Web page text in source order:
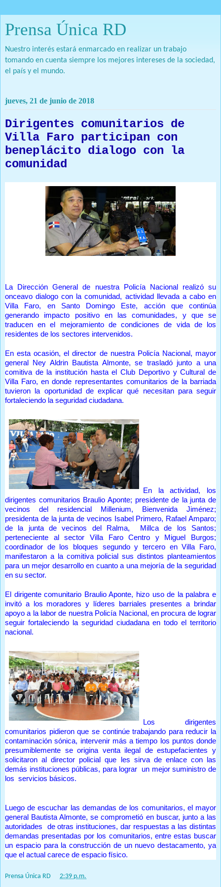
Prensa Única RD
Nuestro interés estará enmarcado en realizar un trabajo
tomando en cuenta siempre los mejores intereses de la sociedad,
el país y el mundo.
jueves, 21 de junio de 2018
Dirigentes comunitarios de
Villa Faro participan con
beneplácito dialogo con la
comunidad
La Dirección General de nuestra Policía Nacional realizó su
onceavo dialogo con la comunidad, actividad llevada a cabo en
Villa Faro, en Santo Domingo Este, acción que continúa
generando impacto positivo en las comunidades, y que se
traducen en el mejoramiento de condiciones de vida de los
residentes de los sectores intervenidos.
En esta ocasión, el director de nuestra Policía Nacional, mayor
general Ney Aldrin Bautista Almonte, se trasladó junto a una
comitiva de la institución hasta el Club Deportivo y Cultural de
Villa Faro, en donde representantes comunitarios de la barriada
tuvieron la oportunidad de explicar qué necesitan para seguir
fortaleciendo la seguridad ciudadana.
En la actividad, los
dirigentes comunitarios Braulio Aponte; presidente de la junta de
vecinos del residencial Millenium, Bienvenida Jiménez;
presidenta de la junta de vecinos Isabel Primero, Rafael Amparo;
de la junta de vecinos del Ralma, Millca de los Santos;
perteneciente al sector Villa Faro Centro y Miguel Burgos;
coordinador de los bloques segundo y tercero en Villa Faro,
manifestaron a la comitiva policial sus distintos planteamientos
para un mejor desarrollo en cuanto a una mejoría de la seguridad
en su sector.
El dirigente comunitario Braulio Aponte, hizo uso de la palabra e
invitó a los moradores y líderes barriales presentes a brindar
apoyo a la labor de nuestra Policía Nacional, en procura de lograr
seguir fortaleciendo la seguridad ciudadana en todo el territorio
nacional.
Los dirigentes
comunitarios pidieron que se continúe trabajando para reducir la
contaminación sónica, intervenir más a tiempo los puntos donde
presumiblemente se origina venta ilegal de estupefacientes y
solicitaron al director policial que les sirva de enlace con las
demás instituciones públicas, para lograr un mejor suministro de
los servicios básicos.
Luego de escuchar las demandas de los comunitarios, el mayor
general Bautista Almonte, se comprometió en buscar, junto a las
autoridades de otras instituciones, dar respuestas a las distintas
demandas presentadas por los comunitarios, entre estas buscar
un espacio para la construcción de un nuevo destacamento, ya
que el actual carece de espacio físico.
Prensa Única RD 2:39 p.m.